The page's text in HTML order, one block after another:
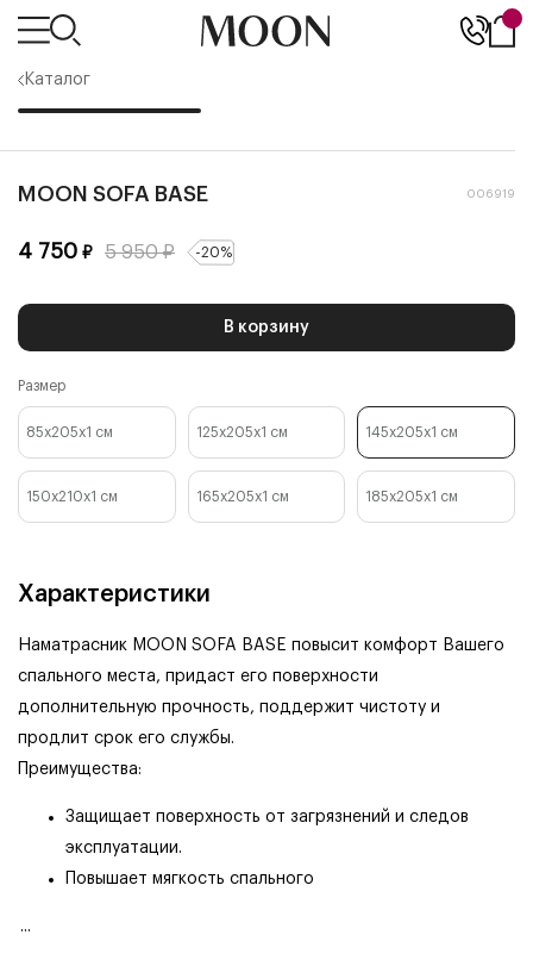
Каталог
MOON SOFA BASE 006919
4 750 ₽ 5 950₽ -20%
В корзину
Размер
85x205x1 см 125x205x1 см 145x205x1 см
150x210x1 см 165x205x1 см 185x205x1 см
Характеристики
Наматрасник MOON SOFA BASE повысит комфорт Вашего
спального места, придаст его поверхности
дополнительную прочность, поддержит чистоту и
продлит срок его службы.
Преимущества:
Защищает поверхность от загрязнений и следов
эксплуатации.
Повышает мягкость спального
...